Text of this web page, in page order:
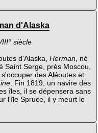
d'Alaska
siècle
d'Alaska, Herman , né
Saint Serge, près Moscou,
des Aléoutes et
. Fin 1819, un navire des
îles, il se dépensera sans
l'île Spruce, il y meurt le